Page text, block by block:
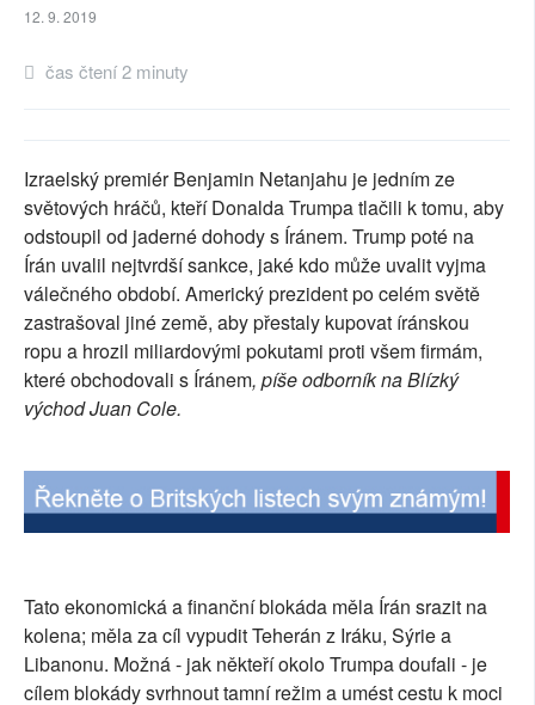
SOCIÁLNÍ SÍTĚ
RUBRIKY
PLNÁ VERZE STRÁNEK
12. 9. 2019
čas čtení 2 minuty
Izraelský premiér Benjamin Netanjahu je jedním ze
světových hráčů, kteří Donalda Trumpa tlačili k tomu, aby
odstoupil od jaderné dohody s Íránem. Trump poté na
Írán uvalil nejtvrdší sankce, jaké kdo může uvalit vyjma
válečného období. Americký prezident po celém světě
zastrašoval jiné země, aby přestaly kupovat íránskou
ropu a hrozil miliardovými pokutami proti všem firmám,
které obchodovali s Íránem, píše odborník na Blízký
východ Juan Cole.
Tato ekonomická a finanční blokáda měla Írán srazit na
kolena; měla za cíl vypudit Teherán z Iráku, Sýrie a
Libanonu. Možná - jak někteří okolo Trumpa doufali - je
cílem blokády svrhnout tamní režim a umést cestu k moci